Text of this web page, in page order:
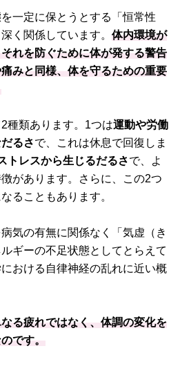
一定に保とうとする「恒常性
深く関係しています。体内環境が
れを防ぐために体が発する警告
みと同様、体を守るための重要
種類あります。1つは運動や労働
るさで、これは休息で回復しま
トレスから生じるだるさで、よ
があります。さらに、この2つ
ることもあります。
気の有無に関係なく「気虚（き
ギーの不足状態としてとらえて
おける自律神経の乱れに近い概
る疲れではなく、体調の変化を
です。